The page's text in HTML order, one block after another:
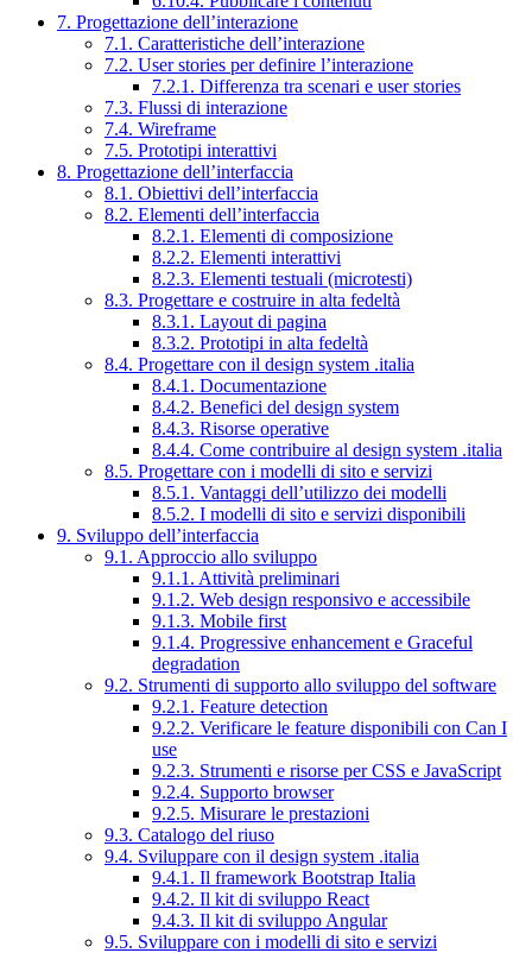
7. Progettazione dell’interazione
7.1. Caratteristiche dell’interazione
7.2. User stories per definire l’interazione
7.2.1. Differenza tra scenari e user stories
7.3. Flussi di interazione
7.4. Wireframe
7.5. Prototipi interattivi
8. Progettazione dell’interfaccia
8.1. Obiettivi dell’interfaccia
8.2. Elementi dell’interfaccia
8.2.1. Elementi di composizione
8.2.2. Elementi interattivi
8.2.3. Elementi testuali (microtesti)
8.3. Progettare e costruire in alta fedeltà
8.3.1. Layout di pagina
8.3.2. Prototipi in alta fedeltà
8.4. Progettare con il design system .italia
8.4.1. Documentazione
8.4.2. Benefici del design system
8.4.3. Risorse operative
8.4.4. Come contribuire al design system .italia
8.5. Progettare con i modelli di sito e servizi
8.5.1. Vantaggi dell’utilizzo dei modelli
8.5.2. I modelli di sito e servizi disponibili
9. Sviluppo dell’interfaccia
9.1. Approccio allo sviluppo
9.1.1. Attività preliminari
9.1.2. Web design responsivo e accessibile
9.1.3. Mobile first
9.1.4. Progressive enhancement e Graceful
degradation
9.2. Strumenti di supporto allo sviluppo del software
9.2.1. Feature detection
9.2.2. Verificare le feature disponibili con Can I
use
9.2.3. Strumenti e risorse per CSS e JavaScript
9.2.4. Supporto browser
9.2.5. Misurare le prestazioni
9.3. Catalogo del riuso
9.4. Sviluppare con il design system .italia
9.4.1. Il framework Bootstrap Italia
9.4.2. Il kit di sviluppo React
9.4.3. Il kit di sviluppo Angular
9.5. Sviluppare con i modelli di sito e servizi